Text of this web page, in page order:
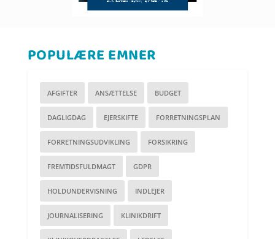
POPULÆRE EMNER
AFGIFTER ANSÆTTELSE BUDGET
DAGLIGDAG EJERSKIFTE FORRETNINGSPLAN
FORRETNINGSUDVIKLING FORSIKRING
FREMTIDSFULDMAGT GDPR
HOLDUNDERVISNING INDLEJER
JOURNALISERING KLINIKDRIFT